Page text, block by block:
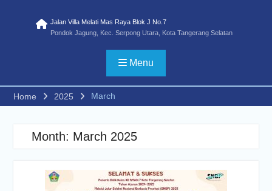
Jalan Villa Melati Mas Raya Blok J No.7
Pondok Jagung, Kec. Serpong Utara, Kota Tangerang Selatan
Menu
Home 2025 March
Month: March 2025